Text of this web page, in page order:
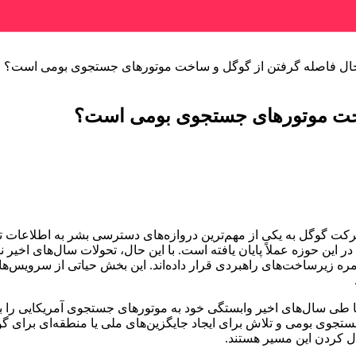
فاصله گرفتن از گوگل و ساخت موتورهای جستجوی بومی است؟
موتورهای جستجوی بومی است؟
این حوزه عملاً پایان یافته است. با این حال، تحولات سال‌های
زیرساخت‌های راهبردی قرار داده‌اند. این بخش حیاتی از
اخیر وابستگی خود به موتورهای جستجوی آمریکایی را به
بومی و تلاش برای ایجاد جایگزین‌های ملی یا منطقه‌ای برای
کردن این مسیر هستند.